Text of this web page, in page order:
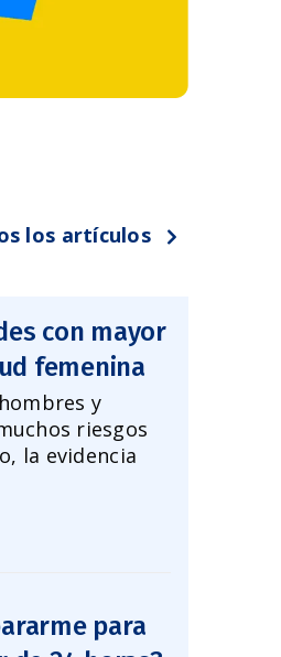
los artículos
con mayor
femenina
y
riesgos
la evidencia
para